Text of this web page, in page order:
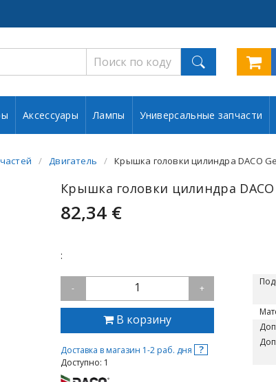
Аксессуары Лампы Универсальные запчасти
Двигатель Крышка головки цилиндра DACO
Крышка головки цилиндра DACO
82,34 €
:
- 1 +
В корзину
Доставка в магазин 1-2 раб. дня ?
Доступно: 1